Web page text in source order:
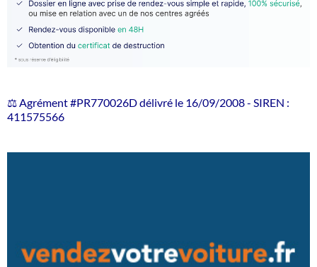
⚖️ Agrément #PR770026D délivré le 16/09/2008 - SIREN :
411575566